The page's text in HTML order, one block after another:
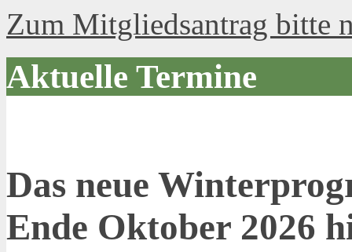
Zum Mitgliedsantrag bitte
Aktuelle Termine
Das neue
Ende Oktober 2026